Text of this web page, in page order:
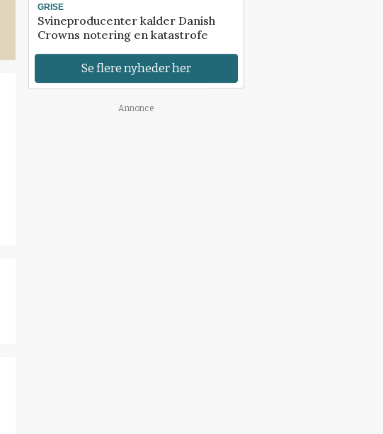
GRISE
Svineproducenter kalder Danish
Crowns notering en katastrofe
Se flere nyheder her
Annonce